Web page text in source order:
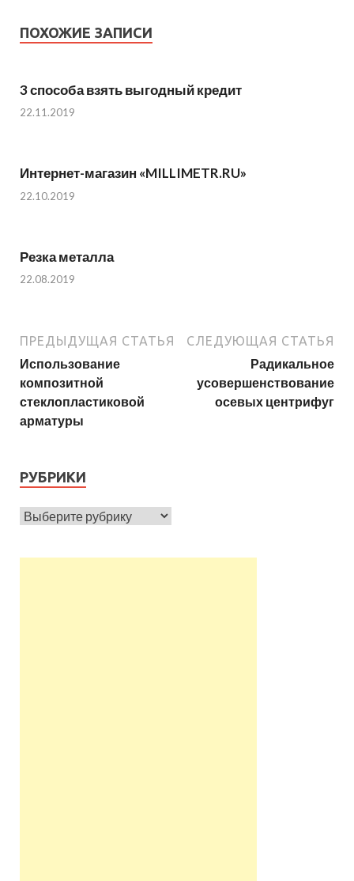
ПОХОЖИЕ ЗАПИСИ
3 способа взять выгодный кредит
22.11.2019
Интернет-магазин «MILLIMETR.RU»
22.10.2019
Резка металла
22.08.2019
ПРЕДЫДУЩАЯ СТАТЬЯ
Использование
композитной
стеклопластиковой
арматуры
СЛЕДУЮЩАЯ СТАТЬЯ
Радикальное
усовершенствование
осевых центрифуг
РУБРИКИ